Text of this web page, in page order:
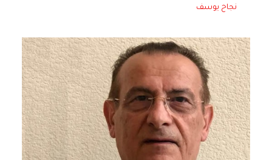
نجاح يوسف